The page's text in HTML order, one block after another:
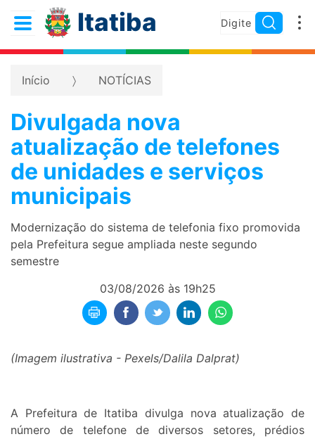
Itatiba
Início NOTÍCIAS
Divulgada nova
atualização de telefones
de unidades e serviços
municipais
Modernização do sistema de telefonia fixo promovida
pela Prefeitura segue ampliada neste segundo
semestre
03/08/2026 às 19h25
(Imagem ilustrativa - Pexels/Dalila Dalprat)
A Prefeitura de Itatiba divulga nova atualização de
número de telefone de diversos setores, prédios